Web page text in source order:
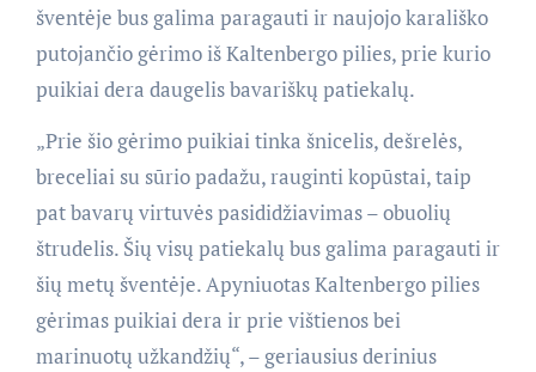
šventėje bus galima paragauti ir naujojo karališko
putojančio gėrimo iš Kaltenbergo pilies, prie kurio
puikiai dera daugelis bavariškų patiekalų.
„Prie šio gėrimo puikiai tinka šnicelis, dešrelės,
breceliai su sūrio padažu, rauginti kopūstai, taip
pat bavarų virtuvės pasididžiavimas – obuolių
štrudelis. Šių visų patiekalų bus galima paragauti ir
šių metų šventėje. Apyniuotas Kaltenbergo pilies
gėrimas puikiai dera ir prie vištienos bei
marinuotų užkandžių“, – geriausius derinius